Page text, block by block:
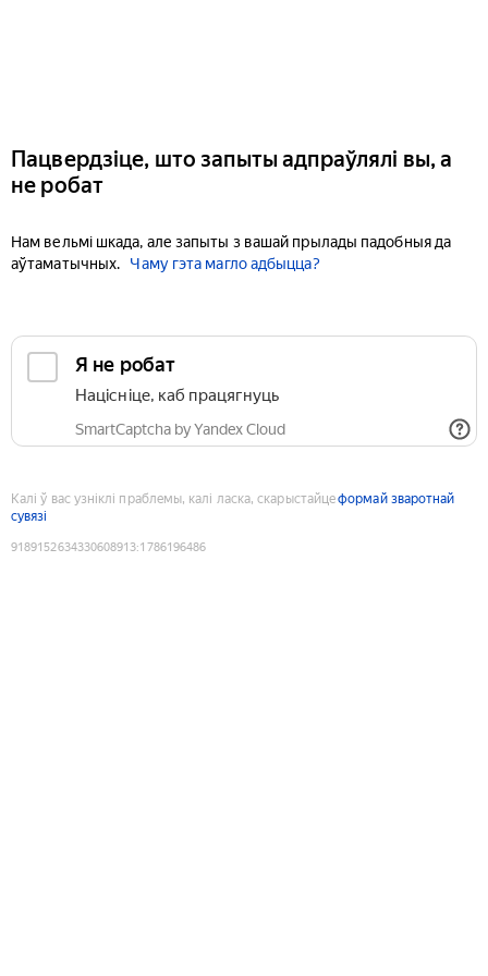
Пацвердзіце, што запыты адпраўлялі вы, а
не робат
Нам вельмі шкада, але запыты з вашай прылады падобныя да
аўтаматычных.
Чаму гэта магло адбыцца?
Я не робат
Націсніце, каб працягнуць
SmartCaptcha by Yandex Cloud
Калі ў вас узніклі праблемы, калі ласка, скарыстайцеформай зваротнай
сувязі
9189152634330608913:1786196486